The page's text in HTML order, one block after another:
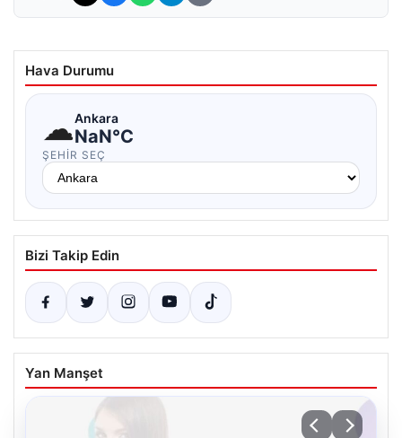
Hava Durumu
☁Ankara
NaN°C
ŞEHIR SEÇ
Bizi Takip Edin
Yan Manşet